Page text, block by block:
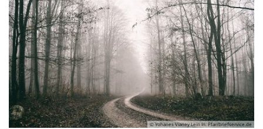
© Yohanes Vianey Lein In: Pfarrbriefservice.de